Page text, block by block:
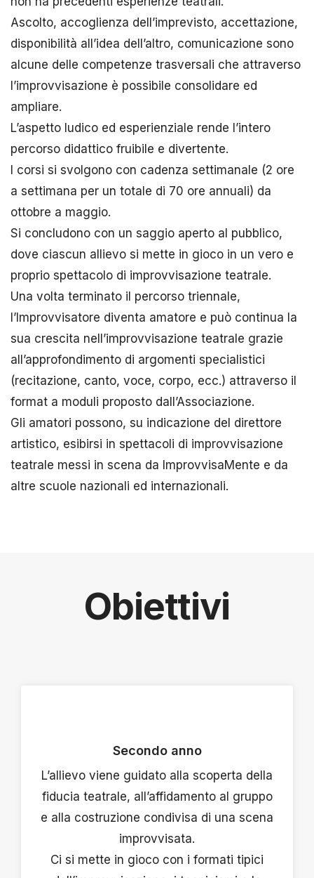
Ascolto, accoglienza dell’imprevisto, accettazione,
disponibilità all’idea dell’altro, comunicazione sono
alcune delle competenze trasversali che attraverso
l’improvvisazione è possibile consolidare ed
ampliare.
L’aspetto ludico ed esperienziale rende l’intero
percorso didattico fruibile e divertente.
I corsi si svolgono con cadenza settimanale (2 ore
a settimana per un totale di 70 ore annuali) da
ottobre a maggio.
Si concludono con un saggio aperto al pubblico,
dove ciascun allievo si mette in gioco in un vero e
proprio spettacolo di improvvisazione teatrale.
Una volta terminato il percorso triennale,
l’Improvvisatore diventa amatore e può continua la
sua crescita nell’improvvisazione teatrale grazie
all’approfondimento di argomenti specialistici
(recitazione, canto, voce, corpo, ecc.) attraverso il
format a moduli proposto dall’Associazione.
Gli amatori possono, su indicazione del direttore
artistico, esibirsi in spettacoli di improvvisazione
teatrale messi in scena da ImprovvisaMente e da
altre scuole nazionali ed internazionali.
Obiettivi
anno
di gruppo e le
collettivo, l’allievo
con le sue basi più
Secondo anno
L’allievo viene guidato alla scoperta della
fiducia teatrale, all’affidamento al gruppo
e alla costruzione condivisa di una scena
improvvisata.
Ci si mette in gioco con i formati tipici
Terzo
L’allievo viene guidato
responsabilità
costruendo. Inizia